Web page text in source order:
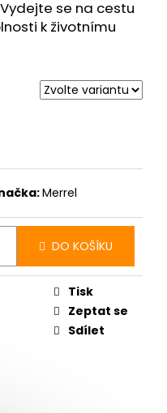
se na cestu
k životnímu
Merrel
DO KOŠÍKU
Tisk
Zeptat se
Sdílet